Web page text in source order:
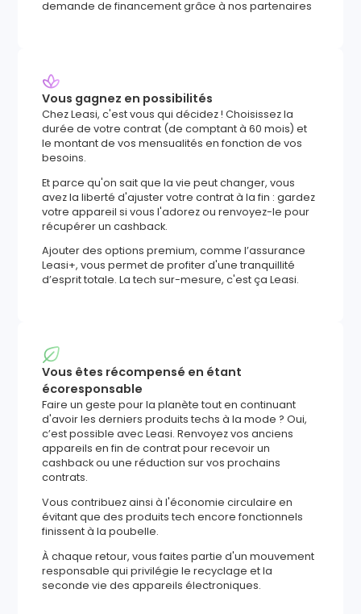
demande de financement grâce à nos partenaires
Vous gagnez en possibilités
Chez Leasi, c'est vous qui décidez ! Choisissez la
durée de votre contrat (de comptant à 60 mois) et
le montant de vos mensualités en fonction de vos
besoins.
Et parce qu'on sait que la vie peut changer, vous
avez la liberté d'ajuster votre contrat à la fin : gardez
votre appareil si vous l'adorez ou renvoyez-le pour
récupérer un cashback.
Ajouter des options premium, comme l’assurance
Leasi+, vous permet de profiter d'une tranquillité
d’esprit totale. La tech sur-mesure, c'est ça Leasi.
Vous êtes récompensé en étant
écoresponsable
Faire un geste pour la planète tout en continuant
d'avoir les derniers produits techs à la mode ? Oui,
c’est possible avec Leasi. Renvoyez vos anciens
appareils en fin de contrat pour recevoir un
cashback ou une réduction sur vos prochains
contrats.
Vous contribuez ainsi à l'économie circulaire en
évitant que des produits tech encore fonctionnels
finissent à la poubelle.
À chaque retour, vous faites partie d'un mouvement
responsable qui privilégie le recyclage et la
seconde vie des appareils électroniques.